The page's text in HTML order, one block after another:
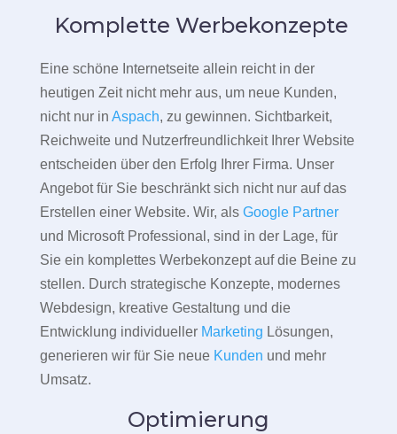
Komplette Werbekonzepte
Eine schöne Internetseite allein reicht in der
heutigen Zeit nicht mehr aus, um neue Kunden,
nicht nur in Aspach, zu gewinnen. Sichtbarkeit,
Reichweite und Nutzerfreundlichkeit Ihrer Website
entscheiden über den Erfolg Ihrer Firma. Unser
Angebot für Sie beschränkt sich nicht nur auf das
Erstellen einer Website. Wir, als Google Partner
und Microsoft Professional, sind in der Lage, für
Sie ein komplettes Werbekonzept auf die Beine zu
stellen. Durch strategische Konzepte, modernes
Webdesign, kreative Gestaltung und die
Entwicklung individueller Marketing Lösungen,
generieren wir für Sie neue Kunden und mehr
Umsatz.
Optimierung